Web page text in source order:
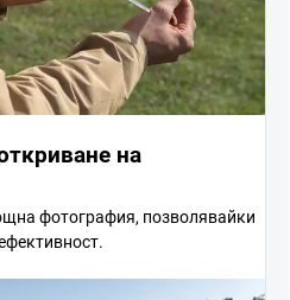
на
фотография, позволявайки